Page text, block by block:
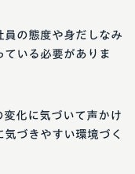
員の態度や身だしなみ
いる必要がありま
化に気づいて声かけ
づきやすい環境づく